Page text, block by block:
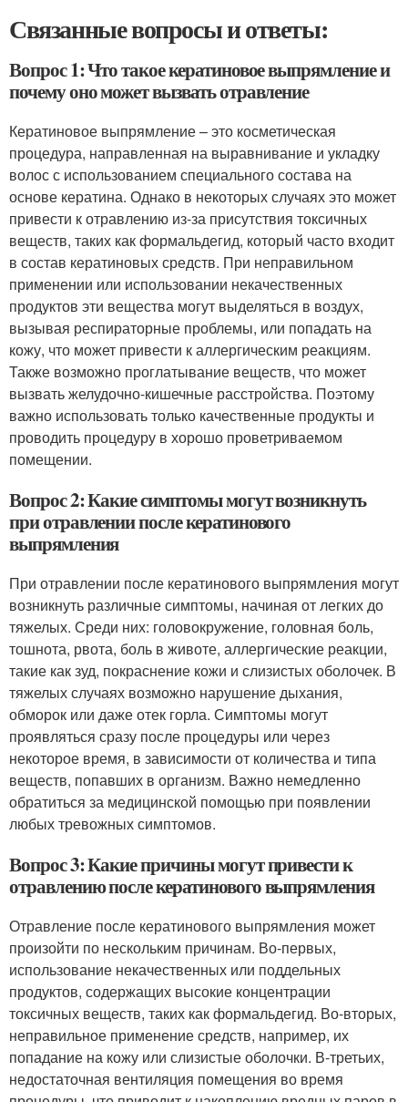
Связанные вопросы и ответы:
Вопрос 1: Что такое кератиновое выпрямление и
почему оно может вызвать отравление
Кератиновое выпрямление – это косметическая
процедура, направленная на выравнивание и укладку
волос с использованием специального состава на
основе кератина. Однако в некоторых случаях это может
привести к отравлению из-за присутствия токсичных
веществ, таких как формальдегид, который часто входит
в состав кератиновых средств. При неправильном
применении или использовании некачественных
продуктов эти вещества могут выделяться в воздух,
вызывая респираторные проблемы, или попадать на
кожу, что может привести к аллергическим реакциям.
Также возможно проглатывание веществ, что может
вызвать желудочно-кишечные расстройства. Поэтому
важно использовать только качественные продукты и
проводить процедуру в хорошо проветриваемом
помещении.
Вопрос 2: Какие симптомы могут возникнуть
при отравлении после кератинового
выпрямления
При отравлении после кератинового выпрямления могут
возникнуть различные симптомы, начиная от легких до
тяжелых. Среди них: головокружение, головная боль,
тошнота, рвота, боль в животе, аллергические реакции,
такие как зуд, покраснение кожи и слизистых оболочек. В
тяжелых случаях возможно нарушение дыхания,
обморок или даже отек горла. Симптомы могут
проявляться сразу после процедуры или через
некоторое время, в зависимости от количества и типа
веществ, попавших в организм. Важно немедленно
обратиться за медицинской помощью при появлении
любых тревожных симптомов.
Вопрос 3: Какие причины могут привести к
отравлению после кератинового выпрямления
Отравление после кератинового выпрямления может
произойти по нескольким причинам. Во-первых,
использование некачественных или поддельных
продуктов, содержащих высокие концентрации
токсичных веществ, таких как формальдегид. Во-вторых,
неправильное применение средств, например, их
попадание на кожу или слизистые оболочки. В-третьих,
недостаточная вентиляция помещения во время